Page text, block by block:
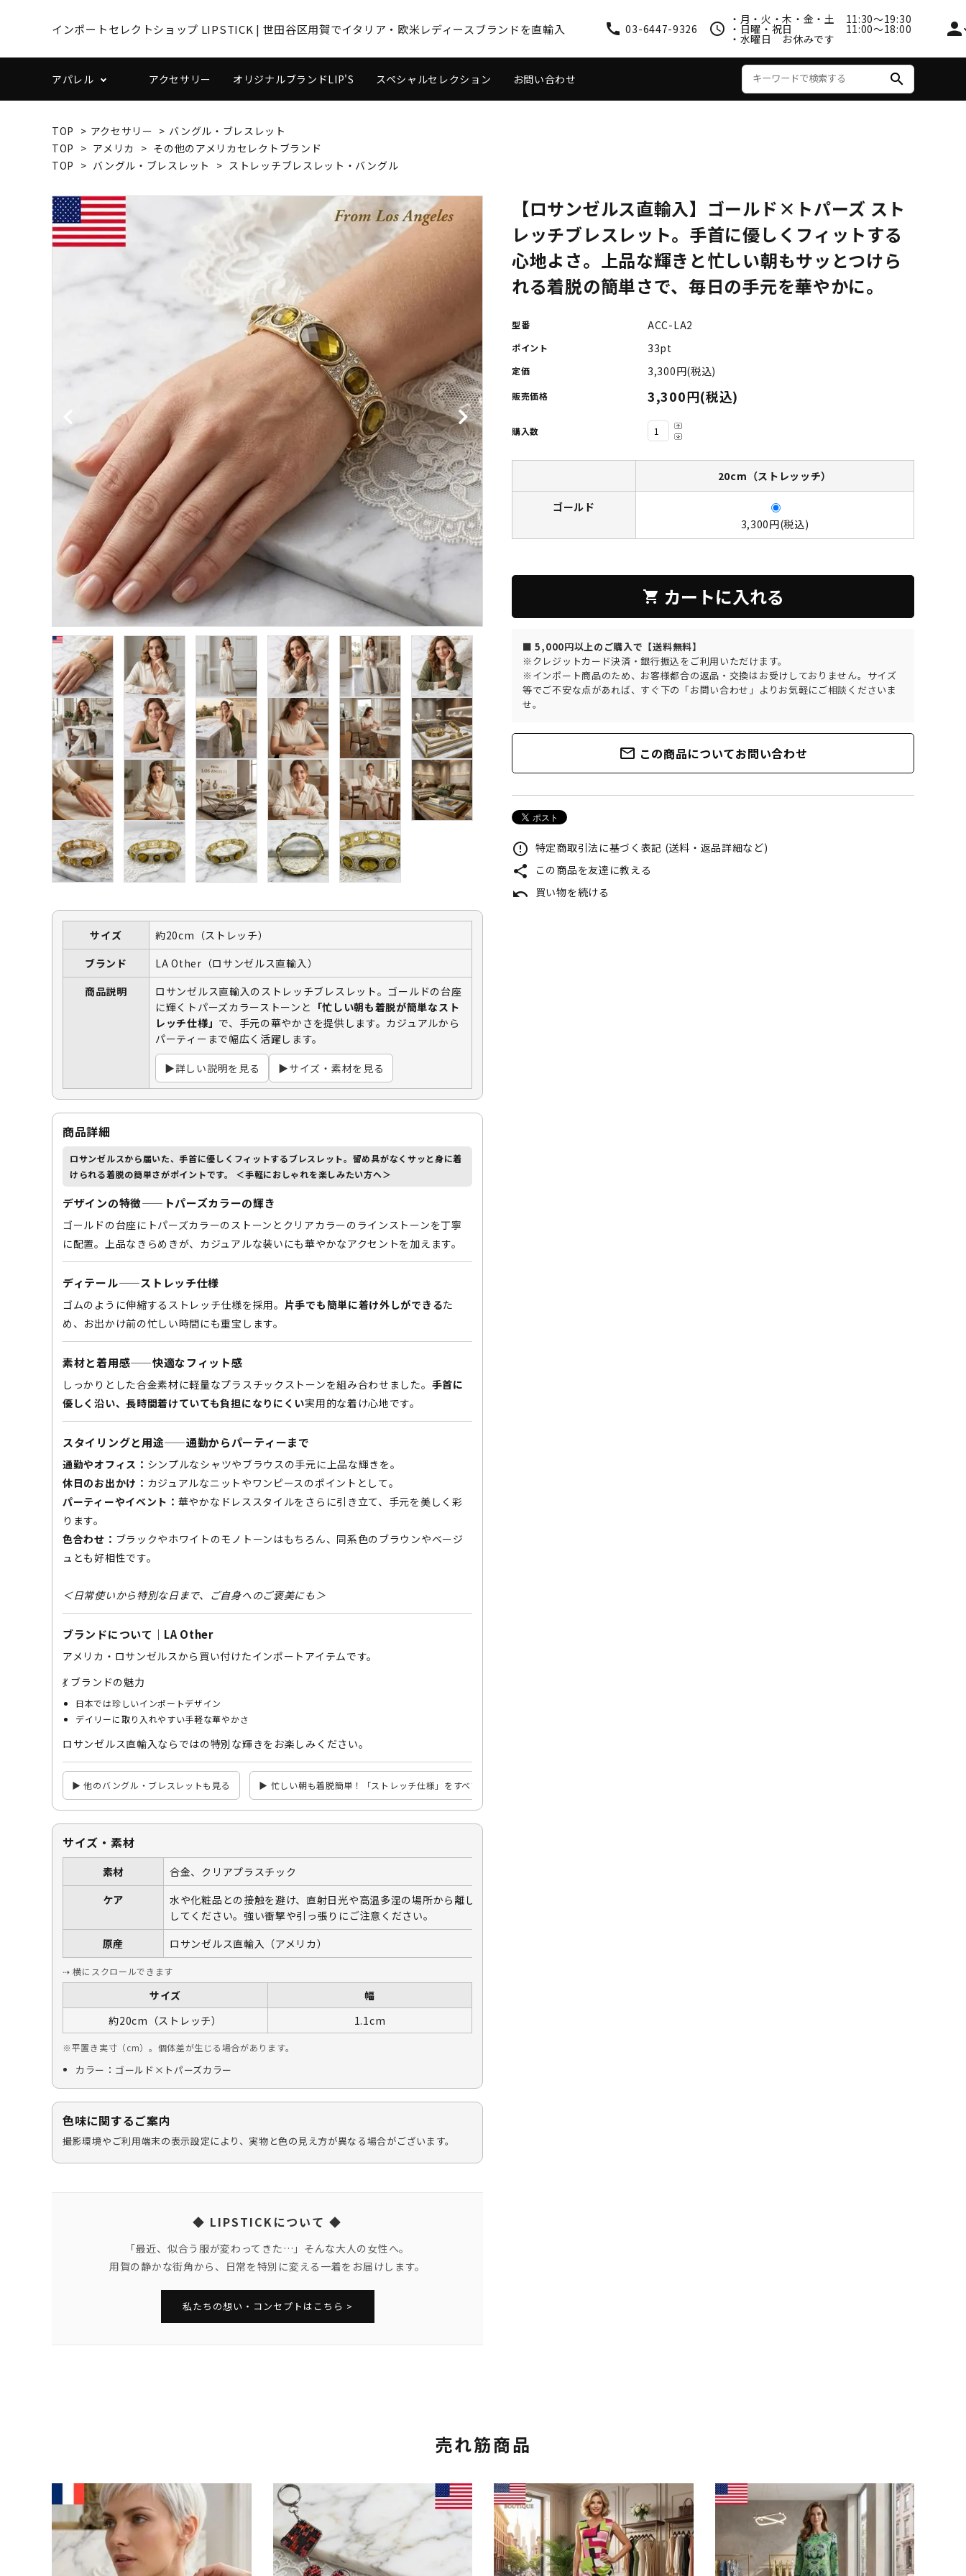
インポートセレクトショップ LIPSTICK | 世田谷区用賀でイタリア・欧米レディースブランドを直輸入 call 03-6447-9326 schedule
・月・火・木・金・土 11:30〜19:30
・日曜・祝日 11:00〜18:00
・水曜日 お休みです person
アパレル
トップス ボトムス
アクセサリー オリジナルブランドLIP'S スペシャルセレクション お問い合わせ search
TOP > アクセサリー > バングル・ブレスレット
TOP > アメリカ > その他のアメリカセレクトブランド
TOP > バングル・ブレスレット > ストレッチブレスレット・バングル
サイズ
約20cm（ストレッチ）
ブランド
LA Other（ロサンゼルス直輸入）
商品説明
ロサンゼルス直輸入のストレッチブレスレット。ゴールドの台座
に輝くトパーズカラーストーンと 「忙しい朝も着脱が簡単なスト
レッチ仕様」 で、手元の華やかさを提供します。カジュアルから
パーティーまで幅広く活躍します。
▶詳しい説明を見る ▶サイズ・素材を見る
商品詳細
ロサンゼルスから届いた、手首に優しくフィットするブレスレット。 留め具がなくサッと身に着
けられる着脱の簡単さがポイントです。 ＜手軽におしゃれを楽しみたい方へ＞
デザインの特徴——トパーズカラーの輝き
ゴールドの台座にトパーズカラーのストーンとクリアカラーのラインストーンを丁寧
に配置。上品なきらめきが、カジュアルな装いにも華やかなアクセントを加えます。
ディテール——ストレッチ仕様
ゴムのように伸縮するストレッチ仕様を採用。 片手でも簡単に着け外しができるた
め、お出かけ前の忙しい時間にも重宝します。
素材と着用感——快適なフィット感
しっかりとした合金素材に軽量なプラスチックストーンを組み合わせました。 手首に
優しく沿い、長時間着けていても負担になりにくい実用的な着け心地です。
スタイリングと用途——通勤からパーティーまで
通勤やオフィス： シンプルなシャツやブラウスの手元に上品な輝きを。
休日のお出かけ： カジュアルなニットやワンピースのポイントとして。
パーティーやイベント： 華やかなドレススタイルをさらに引き立て、手元を美しく彩
ります。
色合わせ： ブラックやホワイトのモノトーンはもちろん、同系色のブラウンやベージ
ュとも好相性です。
＜日常使いから特別な日まで、ご自身へのご褒美にも＞
ブランドについて｜LA Other
アメリカ・ロサンゼルスから買い付けたインポートアイテムです。
💃 ブランドの魅力
日本では珍しいインポートデザイン
デイリーに取り入れやすい手軽な華やかさ
ロサンゼルス直輸入ならではの特別な輝きをお楽しみください。
▶ 他のバングル・ブレスレットも見る ▶ 忙しい朝も着脱簡単！「ストレッチ仕様」をすべて見る
サイズ・素材
素材
合金、クリアプラスチック
ケア
水や化粧品との接触を避け、直射日光や高温多湿の場所から離して保管
してください。強い衝撃や引っ張りにご注意ください。
原産
ロサンゼルス直輸入（アメリカ）
⇢ 横にスクロールできます
サイズ
幅
約20cm（ストレッチ）
1.1cm
※平置き実寸（cm）。個体差が生じる場合があります。
カラー：ゴールド×トパーズカラー
色味に関するご案内
撮影環境やご利用端末の表示設定により、実物と色の見え方が異なる場合がございます。
◆ LIPSTICKについて ◆
「最近、似合う服が変わってきた…」そんな大人の女性へ。
用賀の静かな街角から、日常を特別に変える一着をお届けします。
私たちの想い・コンセプトはこちら >
【ロサンゼルス直輸入】ゴールド×トパーズ スト
レッチブレスレット。手首に優しくフィットする
心地よさ。上品な輝きと忙しい朝もサッとつけら
れる着脱の簡単さで、毎日の手元を華やかに。
型番 ACC-LA2
ポイント 33pt
定価 3,300円(税込)
販売価格 3,300円(税込)
購入数
20cm（ストレッッチ）
ゴールド
3,300円(税込)
shopping_cart カートに入れる
■ 5,000円以上のご購入で【送料無料】
※クレジットカード決済・銀行振込をご利用いただけます。
※インポート商品のため、お客様都合の返品・交換はお受けしておりません。サイズ
等でご不安な点があれば、すぐ下の「お問い合わせ」よりお気軽にご相談くださいま
せ。
mail_outline この商品についてお問い合わせ
error_outline 特定商取引法に基づく表記 (送料・返品詳細など)
share この商品を友達に教える
undo 買い物を続ける
売れ筋商品